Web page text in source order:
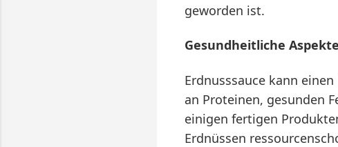
geworden ist.
Gesundheitliche
Erdnusssauce kann
an Proteinen, gesunden
einigen fertigen
Erdnüssen